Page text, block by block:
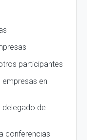
participantes
empresas en
de
conferencias